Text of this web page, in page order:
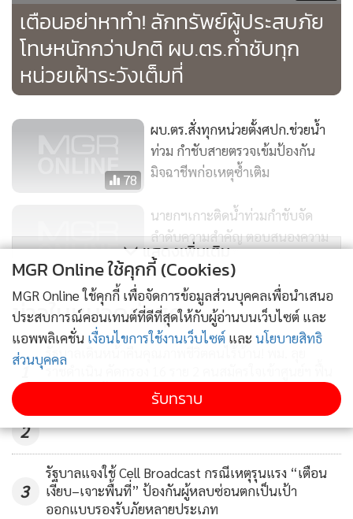
เตือนอย่าหาทำ! ลักทรัพย์ผู้ประสบภัย
โทษหนักกว่าปกติ ผบ.ตร.กำชับทุก
หน่วยเฝ้าระวังเต็มที่
78
ผบ.ตร.สั่งทุกหน่วยตั้งศปก.ช่วยน้ำ
ท่วม กำชับสายตรวจเข้มป้องกัน
มิจฉาชีพก่อเหตุซ้ำเติม
58
นายกฯเกาะติดน้ำท่วมกำชับจัด
ลำดับความสำคัญ ตอบสนองความ
เดือดร้อนความต้องการปชช.
นายกฯ ติดตามสถานการณ์น้ำท่วม
กำชับจัดลำดับความสำคัญเร่งด่วน
ของงาน
แสดงเพิ่มเติม
ข่าวในหมวดล่าสุด
1
รัฐบาลเดินหน้าคืนคุณภาพชีวิตคนไร้บ้าน! พม. ลุย
2
3
รัฐบาลแจงใช้ Cell Broadcast กรณีเหตุรุนแรง “เตือน
เงียบ–เจาะพื้นที่” ป้องกันผู้หลบซ่อนตกเป็นเป้า
ออกแบบรองรับภัยหลายประเภท
MGR Online ใช้คุกกี้ (Cookies)
MGR Online ใช้คุกกี้ เพื่อจัดการข้อมูลส่วนบุคคลเพื่อนำเสนอ
ประสบการณ์คอนเทนต์ที่ดีที่สุดให้กับผู้อ่านบนเว็บไซต์ และ
แอพพลิเคชั่น เงื่อนไขการใช้งานเว็บไซต์ และ นโยบายสิทธิ
ส่วนบุคคล
รับทราบ